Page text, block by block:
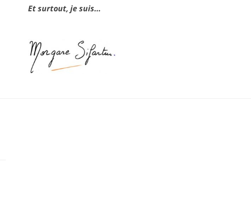
Et surtout, je suis…